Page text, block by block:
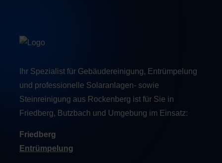
Ihr Spezialist für Gebäudereinigung, Entrümpelung
und professionelle Solaranlagen- sowie
Steinreinigung aus Rockenberg ist für Sie in
Friedberg, Butzbach und Umgebung im Einsatz:
Friedberg
Entrümpelung